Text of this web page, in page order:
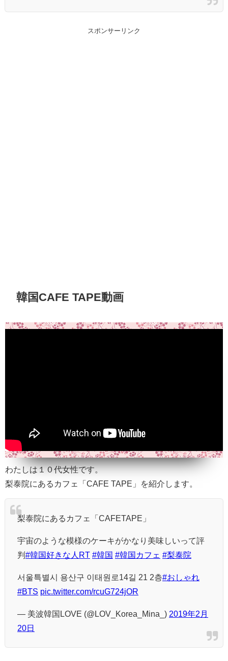
スポンサーリンク
韓国CAFE TAPE動画
わたしは１０代女性です。
梨泰院にあるカフェ「CAFE TAPE」を紹介します。
梨泰院にあるカフェ「CAFETAPE」
宇宙のような模様のケーキがかなり美味しいって評
判 #韓国好きな人RT #韓国 #韓国カフェ #梨泰院
서울특별시 용산구 이태원로14길 21 2층#おしゃれ
#BTS pic.twitter.com/rcuG724jOR
— 美波韓国LOVE (@LOV_Korea_Mina_) 2019年2月
20日